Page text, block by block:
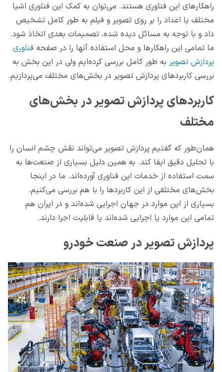
راهکارهای این فناوری هستند. می‌توان به کمک این فناوری اشیا
مختلف یا اعداد را بر روی تصویر و فیلم به طور کامل تشخیص
داد و با توجه به مسائل دیده شده، تصمیمات بعدی اتخاذ شود.
ما تمامی این راهکارها و محل استفاده آنها را در صفحه فناوری
پردازش تصویر به طور کامل بررسی کرده‌ایم ولی در این بخش به
بررسی کاربردهای پردازش تصویر در بخش‌های مختلف می‌پردازیم.
کاربردهای پردازش تصویر در بخش‌های
مختلف
همان‌طور که گفتیم پردازش تصویر می‌تواند نقش چشم انسان را
با تحلیل دقیق ایفا کند. به همین دلیل بسیاری از صنعت‌ها به
سمت استفاده از خدمات این فناوری آورده‌اند. ما در اینجا
بخش‌های مختلفی از این کاربردها را با هم بررسی می‌کنیم.
بسیاری از این موارد در جهان اجرایی شده‌اند و در ایران هم
تمامی این موارد یا اجرایی شده‌اند یا قابلیت اجرا دارند.
پردازش تصویر در صنعت خودرو